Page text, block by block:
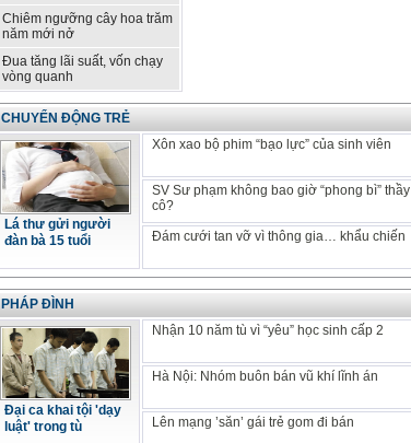
Chiêm ngưỡng cây hoa trăm
năm mới nở
Đua tăng lãi suất, vốn chạy
vòng quanh
CHUYỂN ĐỘNG TRẺ
Lá thư gửi người
đàn bà 15 tuổi
Xôn xao bộ phim “bạo lực” của sinh viên
SV Sư phạm không bao giờ “phong bì” thầy
cô?
Đám cưới tan vỡ vì thông gia… khẩu chiến
PHÁP ĐÌNH
Đại ca khai tội 'dạy
luật' trong tù
Nhận 10 năm tù vì “yêu” học sinh cấp 2
Hà Nội: Nhóm buôn bán vũ khí lĩnh án
Lên mạng ’săn’ gái trẻ gom đi bán